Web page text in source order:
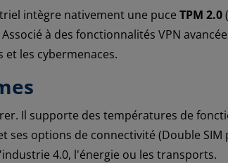
intègre nativement une puce TPM 2.0
à des fonctionnalités VPN
les cybermenaces.
Il supporte des températures de
ses options de connectivité (Double SIM
4.0, l'énergie ou les transports.